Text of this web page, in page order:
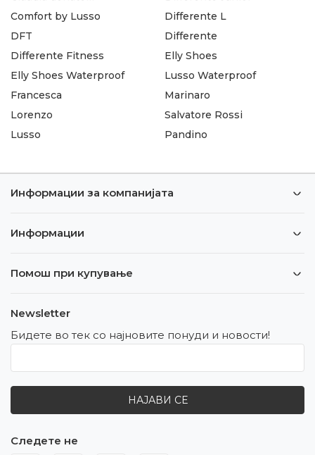
Comfort by Lusso
DFT
Differente Fitness
Differente L
Differente
Elly Shoes
Elly Shoes Waterproof
Francesca
Lorenzo
Lusso
Lusso Waterproof
Marinaro
Salvatore Rossi
Pandino
Информации за компанијата
Информации
Помош при купување
Newsletter
Бидете во тек со најновите понуди и новости!
НАЈАВИ СЕ
Следете не